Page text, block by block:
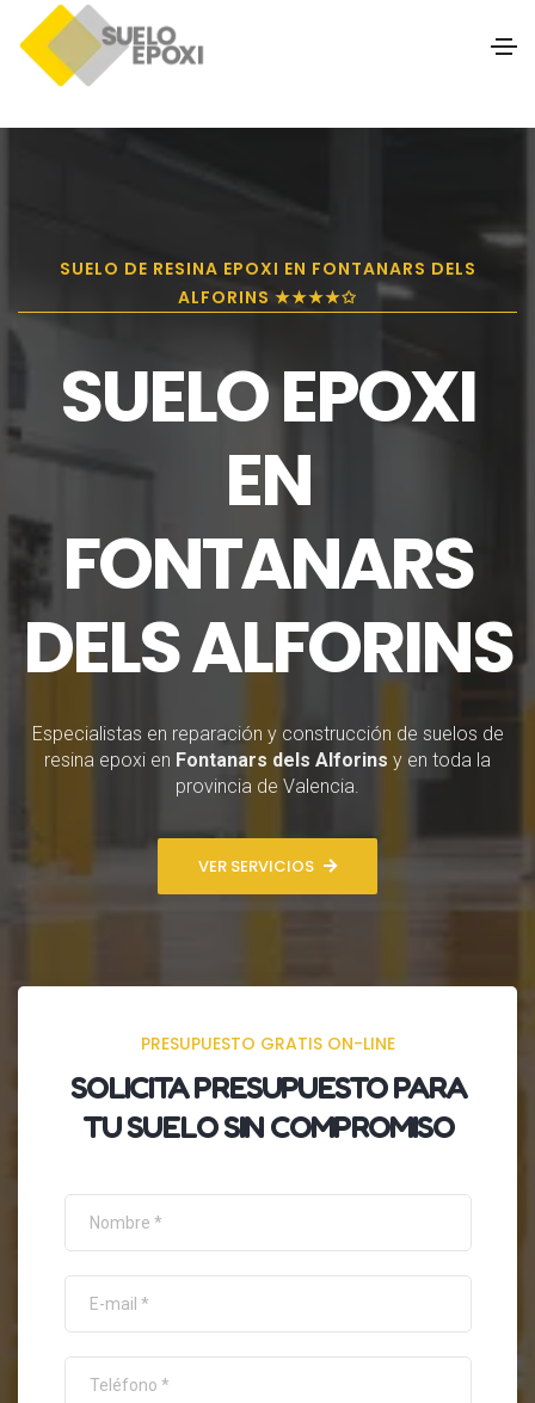
SUELO DE RESINA EPOXI EN FONTANARS DELS
ALFORINS ★★★★✩
SUELO EPOXI
EN
FONTANARS
DELS ALFORINS
Especialistas en reparación y construcción de suelos de
resina epoxi en Fontanars dels Alforins y en toda la
provincia de Valencia.
VER SERVICIOS
PRESUPUESTO GRATIS ON-LINE
SOLICITAPRESUPUESTOPARA
TU SUELO SIN COMPROMISO